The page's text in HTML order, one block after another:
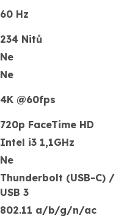
60 Hz
234 Nitů
Ne
Ne
4K @60fps
720p FaceTime HD
Intel i3 1,1GHz
Ne
Thunderbolt (USB-C) /
USB 3
802.11 a/b/g/n/ac